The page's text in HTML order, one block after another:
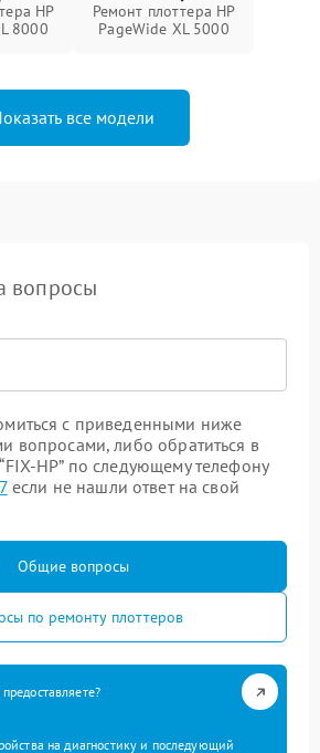
HP
8000
Ремонт плоттера HP
PageWide XL 5000
все модели
вопросы
с приведенными ниже
вопросами, либо обратиться в
HP” по следующему телефону
если не нашли ответ на свой
Общие вопросы
по ремонту плоттеров
на диагностику и последующий